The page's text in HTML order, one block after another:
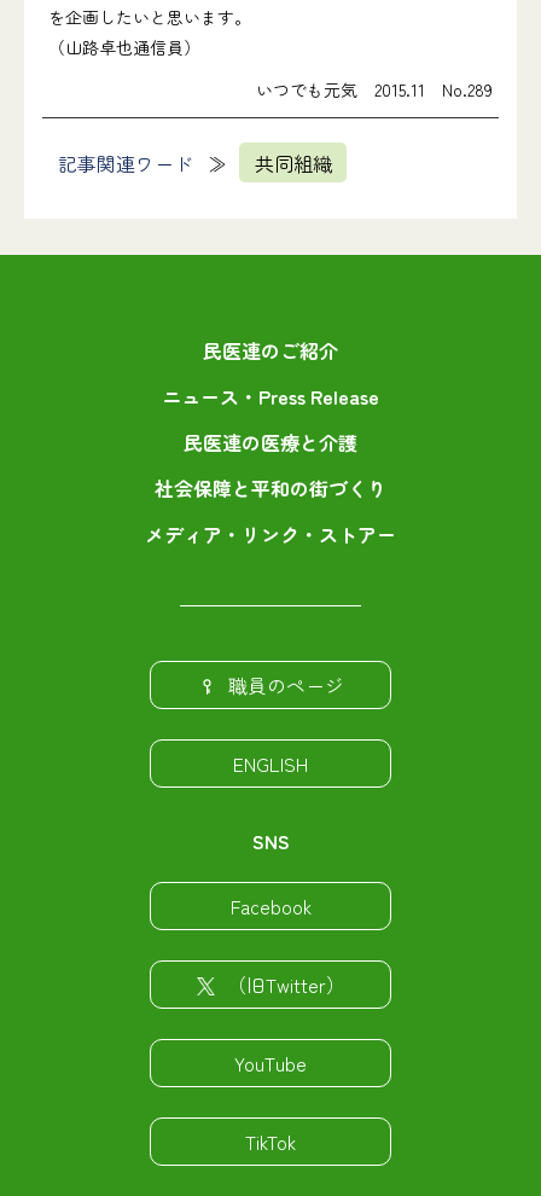
を企画したいと思います。
（山路卓也通信員）
いつでも元気 2015.11 No.289
記事関連ワード 共同組織
民医連のご紹介
ニュース・Press Release
民医連の医療と介護
社会保障と平和の街づくり
メディア・リンク・ストアー
職員のページ
ENGLISH
SNS
Facebook
（旧Twitter）
YouTube
TikTok